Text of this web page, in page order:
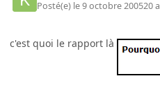
Posté(e) le 9 octobre 200520 a
c'est quoi le rapport là